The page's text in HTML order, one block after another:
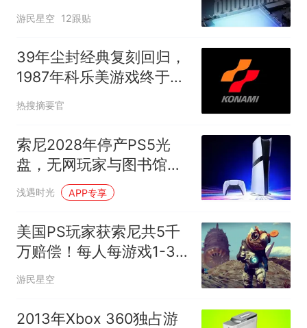
游民星空 12跟贴
39年尘封经典复刻回归，
1987年科乐美游戏终于登
陆现代主机
热搜摘要官
索尼2028年停产PS5光
盘，无网玩家与图书馆首
当其冲
浅遇时光 APP专享
美国PS玩家获索尼共5千
万赔偿！每人每游戏1-3
刀
游民星空
2013年Xbox 360独占游